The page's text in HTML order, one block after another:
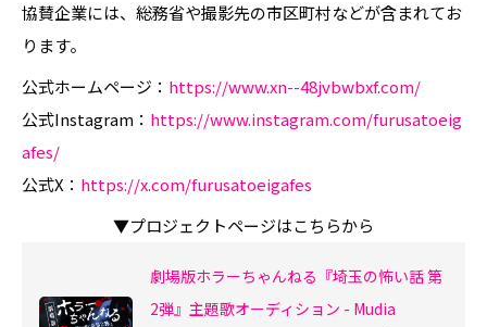
協賛企業には、総務省や撮影先の市区町村などが含まれてお
ります。
公式ホームページ： https://www.xn--48jvbwbxf.com/
公式Instagram： https://www.instagram.com/furusatoeig
afes/
公式X： https://x.com/furusatoeigafes
▼プロジェクトページはこちらから
劇場版ホラーちゃんねる『埼玉の怖い話 第
2弾』主題歌オーディション - Mudia